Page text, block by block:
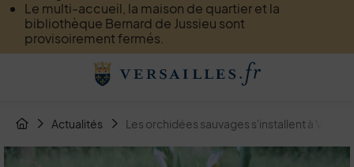
Le multi-accueil, la maison de quartier et la
bibliothèque Bernard de Jussieu sont
provisoirement fermés.
Menu de raccourcis
Retour à l'accueil
Fil d'Arianne de la page
Page d'accueil du site
Actualités Les orchidées sauvages s'installent à
Image d'illustration de Les orchidées sauvages s'installent